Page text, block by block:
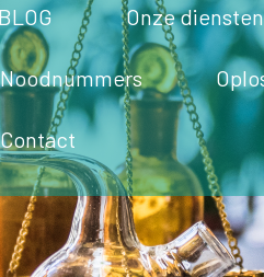
Onze diensten
Noodnummers
Contact